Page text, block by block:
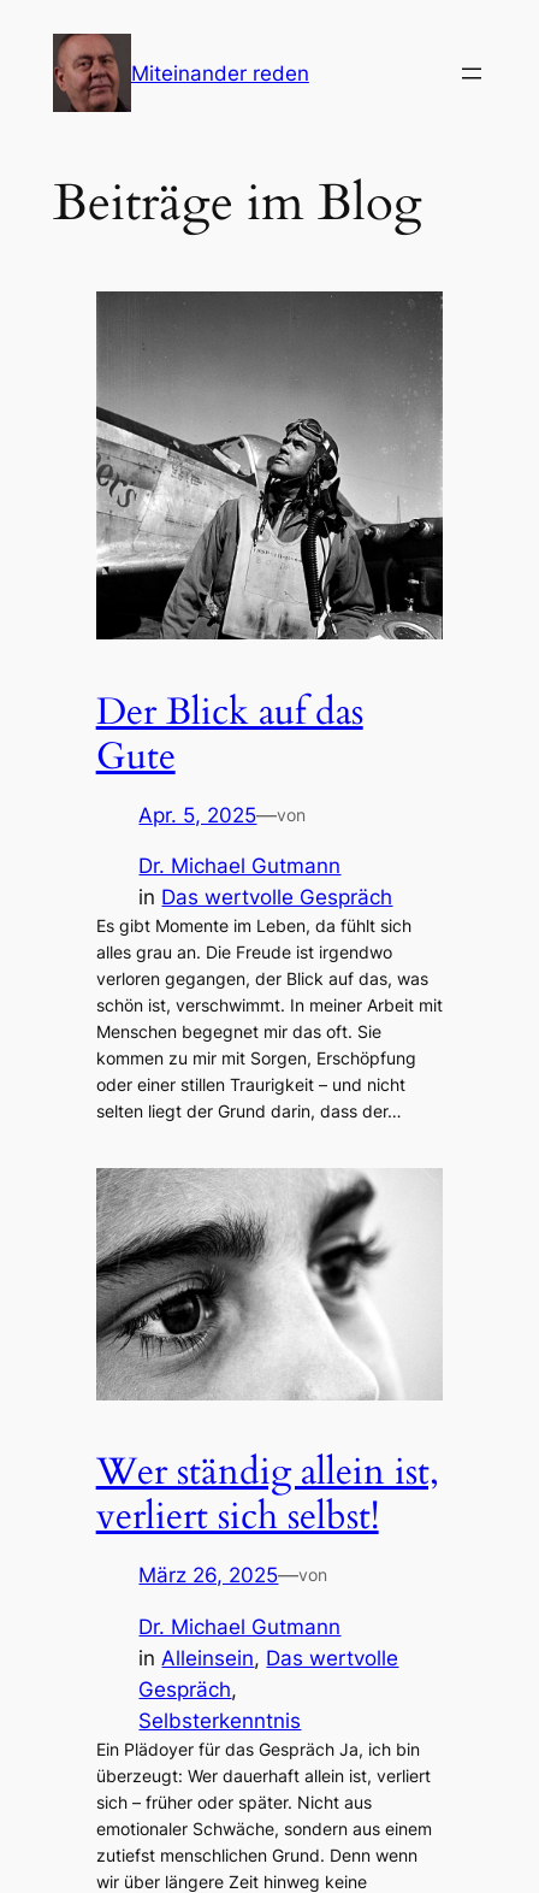
Inhalt
springen
Miteinander reden
Beiträge im Blog
Der Blick auf das
Gute
Apr. 5, 2025—von
Dr. Michael Gutmann
in Das wertvolle Gespräch
Es gibt Momente im Leben, da fühlt sich
alles grau an. Die Freude ist irgendwo
verloren gegangen, der Blick auf das, was
schön ist, verschwimmt. In meiner Arbeit mit
Menschen begegnet mir das oft. Sie
kommen zu mir mit Sorgen, Erschöpfung
oder einer stillen Traurigkeit – und nicht
selten liegt der Grund darin, dass der…
Wer ständig allein ist,
verliert sich selbst!
März 26, 2025—von
Dr. Michael Gutmann
in Alleinsein, Das wertvolle
Gespräch
Selbsterkenntnis
Ein Plädoyer für das Gespräch Ja, ich bin
überzeugt: Wer dauerhaft allein ist, verliert
sich – früher oder später. Nicht aus
emotionaler Schwäche, sondern aus einem
zutiefst menschlichen Grund. Denn wenn
wir über längere Zeit hinweg keine